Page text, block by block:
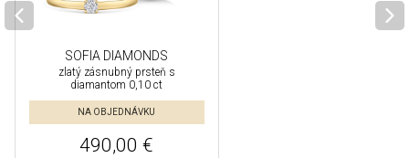
SOFIA DIAMONDS
zlatý zásnubný prsteň s
diamantom 0,10 ct
NA OBJEDNÁVKU
490,00 €